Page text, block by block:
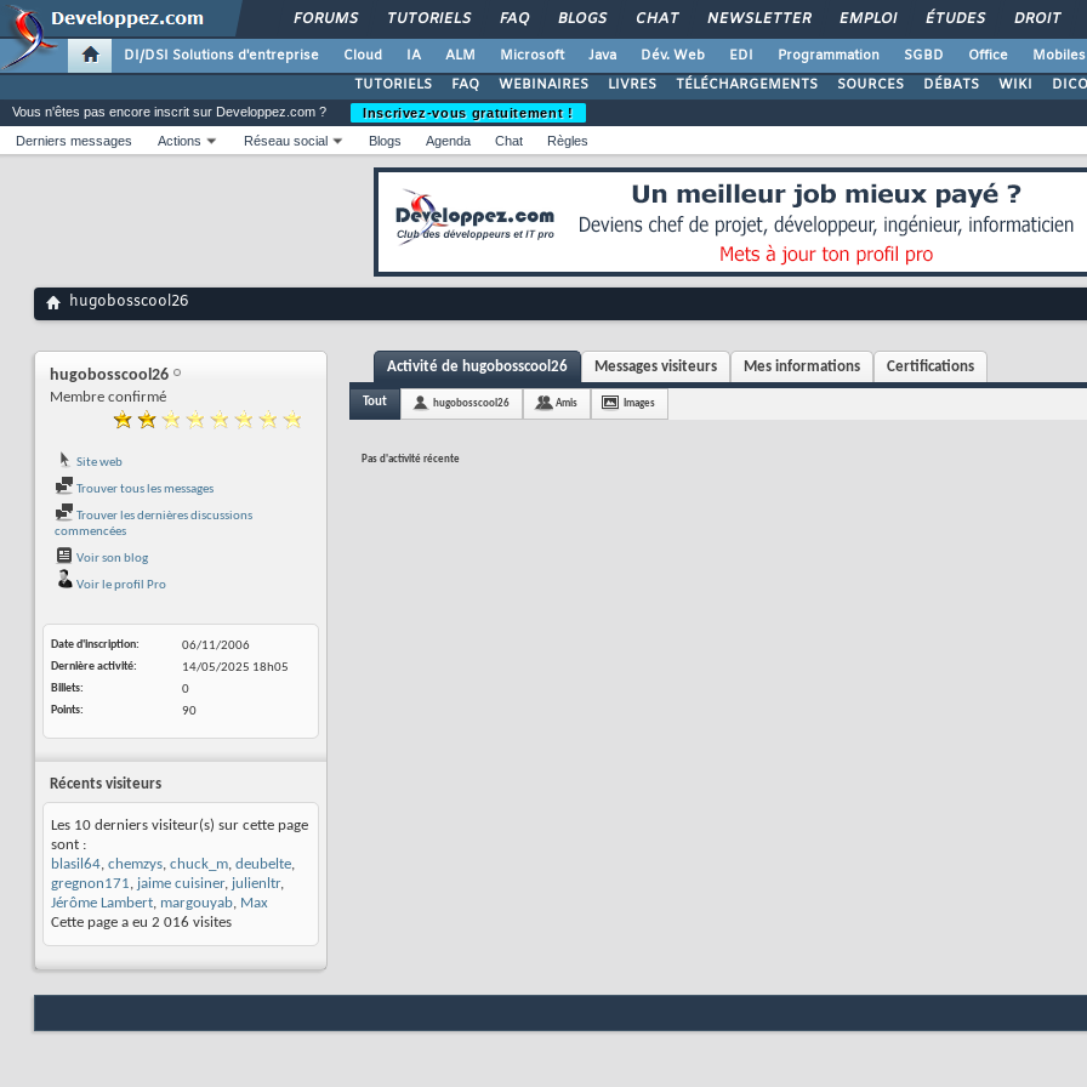
FORUMS TUTORIELS FAQ BLOGS CHAT NEWSLETTER EMPLOI ÉTUDES DROIT
DI/DSI Solutions d'entreprise Cloud IA ALM Microsoft Java Dév. Web EDI Programmation SGBD Office Mobiles
TUTORIELS
FAQ WEBINAIRES LIVRES TÉLÉCHARGEMENTS SOURCES DÉBATS WIKI DICO
Vous n'êtes pas encore inscrit sur Developpez.com ?
Inscrivez-vous gratuitement !
Derniers messages
Actions Réseau social Blogs Agenda Chat Règles
hugobosscool26
hugobosscool26
Membre confirmé
Site web
Trouver tous les messages
Trouver les dernières discussions
commencées
Voir son blog
Voir le profil Pro
Date d'inscription
06/11/2006
Dernière activité
14/05/2025 18h05
Billets
0
Points
90
Récents visiteurs
Les 10 derniers visiteur(s) sur cette page
sont :
blasil64, chemzys, chuck_m, deubelte,
gregnon171, jaime cuisiner, julienltr,
Jérôme Lambert, margouyab, Max
Cette page a eu 2 016 visites
Activité de hugobosscool26 Messages visiteurs Mes informations Certifications
Tout hugobosscool26 Amis Images
Pas d'activité récente